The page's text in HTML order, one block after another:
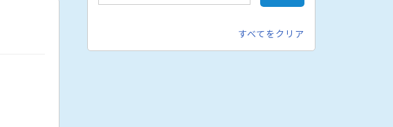
すべてをクリア